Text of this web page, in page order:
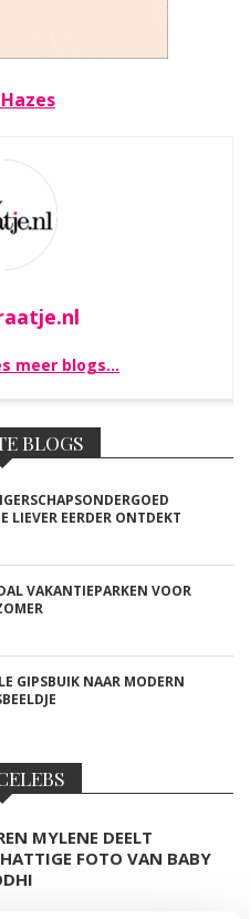
meer blogs…
BLOGS
LIEVER EERDER ONTDEKT
VAKANTIEPARKEN VOOR
GIPSBUIK NAAR MODERN
MYLENE DEELT
FOTO VAN BABY